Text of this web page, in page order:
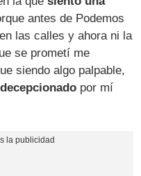
antes de Podemos
las calles y ahora ni la
se prometí me
siendo algo palpable,
por mí